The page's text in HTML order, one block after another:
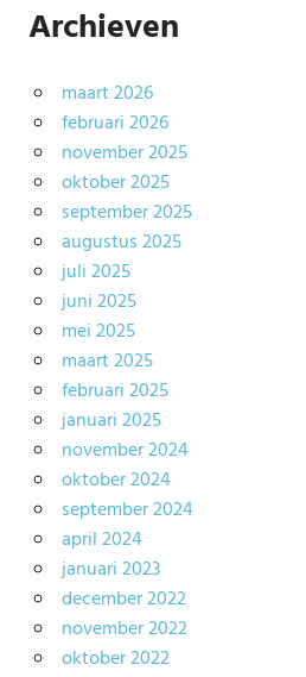
Archieven
maart 2026
februari 2026
november 2025
oktober 2025
september 2025
augustus 2025
juli 2025
juni 2025
mei 2025
maart 2025
februari 2025
januari 2025
november 2024
oktober 2024
september 2024
april 2024
januari 2023
december 2022
november 2022
oktober 2022